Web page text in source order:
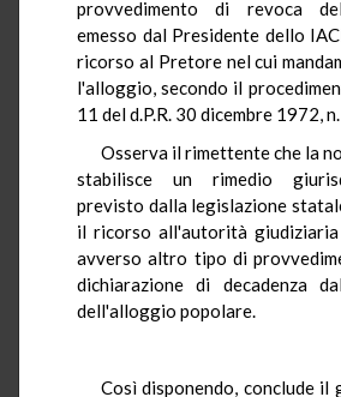
provvedimento di revoca
emesso dal Presidente dello
ricorso al Pretore nel cui
l'alloggio, secondo il
11 del d.P.R. 30 dicembre 1972,
Osserva il rimettente che la
stabilisce un rimedio
previsto dalla legislazione
il ricorso all'autorità
avverso altro tipo di
dichiarazione di decadenza
dell'alloggio popolare.
Così disponendo, conclude il